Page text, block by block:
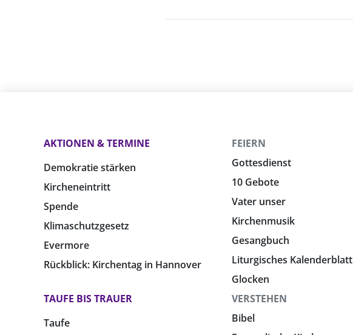
AKTIONEN & TERMINE
Demokratie stärken
Kircheneintritt
Spende
Klimaschutzgesetz
Evermore
Rückblick: Kirchentag in Hannover
TAUFE BIS TRAUER
Taufe
FEIERN
Gottesdienst
10 Gebote
Vater unser
Kirchenmusik
Gesangbuch
Liturgisches Kalenderblatt
Glocken
VERSTEHEN
Bibel